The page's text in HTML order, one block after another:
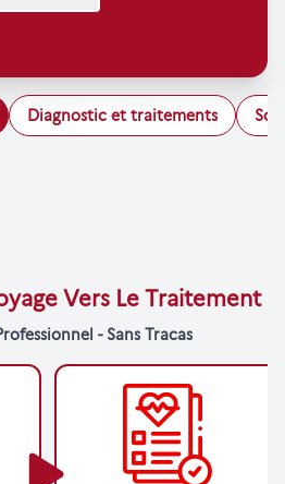
Diagnostic et traitements
Vers Le Traitement
- Sans Tracas